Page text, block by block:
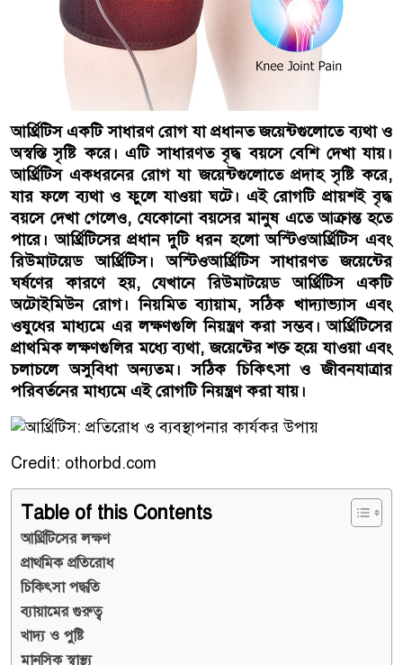
আর্থ্রিটিস একটি সাধারণ রোগ যা প্রধানত জয়েন্টগুলোতে ব্যথা ও
অস্বস্তি সৃষ্টি করে। এটি সাধারণত বৃদ্ধ বয়সে বেশি দেখা যায়।
আর্থ্রিটিস একধরনের রোগ যা জয়েন্টগুলোতে প্রদাহ সৃষ্টি করে,
যার ফলে ব্যথা ও ফুলে যাওয়া ঘটে। এই রোগটি প্রায়শই বৃদ্ধ
বয়সে দেখা গেলেও, যেকোনো বয়সের মানুষ এতে আক্রান্ত হতে
পারে। আর্থ্রিটিসের প্রধান দুটি ধরন হলো অস্টিওআর্থ্রিটিস এবং
রিউমাটয়েড আর্থ্রিটিস। অস্টিওআর্থ্রিটিস সাধারণত জয়েন্টের
ঘর্ষণের কারণে হয়, যেখানে রিউমাটয়েড আর্থ্রিটিস একটি
অটোইমিউন রোগ। নিয়মিত ব্যায়াম, সঠিক খাদ্যাভ্যাস এবং
ওষুধের মাধ্যমে এর লক্ষণগুলি নিয়ন্ত্রণ করা সম্ভব। আর্থ্রিটিসের
প্রাথমিক লক্ষণগুলির মধ্যে ব্যথা, জয়েন্টের শক্ত হয়ে যাওয়া এবং
চলাচলে অসুবিধা অন্যতম। সঠিক চিকিৎসা ও জীবনযাত্রার
পরিবর্তনের মাধ্যমে এই রোগটি নিয়ন্ত্রণ করা যায়।
Credit: othorbd.com
Table of this Contents
আর্থ্রিটিসের লক্ষণ
প্রাথমিক প্রতিরোধ
চিকিৎসা পদ্ধতি
ব্যায়ামের গুরুত্ব
খাদ্য ও পুষ্টি
মানসিক স্বাস্থ্য